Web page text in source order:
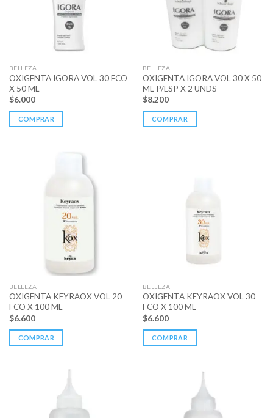
BELLEZA
OXIGENTA IGORA VOL 30 FCO
X 50 ML
$6.000
COMPRAR
BELLEZA
OXIGENTA IGORA VOL 30 X 50
ML P/ESP X 2 UNDS
$8.200
COMPRAR
BELLEZA
OXIGENTA KEYRAOX VOL 20
FCO X 100 ML
$6.600
COMPRAR
BELLEZA
OXIGENTA KEYRAOX VOL 30
FCO X 100 ML
$6.600
COMPRAR